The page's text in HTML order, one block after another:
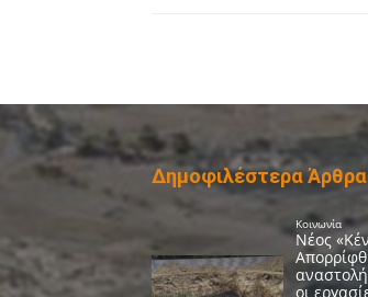
Δημοφιλέστερα Άρθρα